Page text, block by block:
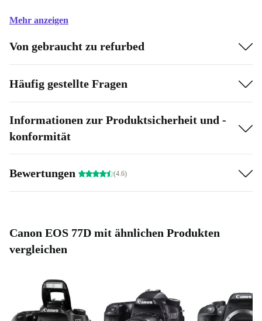
Mehr anzeigen
Von gebraucht zu refurbed
Häufig gestellte Fragen
Informationen zur Produktsicherheit und -
konformität
Bewertungen (4.6)
Canon EOS 77D mit ähnlichen Produkten
vergleichen